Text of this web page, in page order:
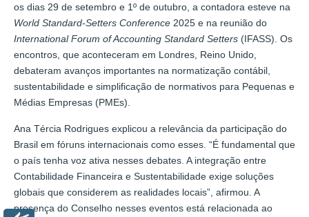
os dias 29 de setembro e 1º de outubro, a contadora esteve na
World Standard-Setters Conference 2025 e na reunião do
International Forum of Accounting Standard Setters (IFASS). Os
encontros, que aconteceram em Londres, Reino Unido,
debateram avanços importantes na normatização contábil,
sustentabilidade e simplificação de normativos para Pequenas e
Médias Empresas (PMEs).
Ana Tércia Rodrigues explicou a relevância da participação do
Brasil em fóruns internacionais como esses. “É fundamental que
o país tenha voz ativa nesses debates. A integração entre
Contabilidade Financeira e Sustentabilidade exige soluções
globais que considerem as realidades locais”, afirmou. A
presença do Conselho nesses eventos está relacionada ao